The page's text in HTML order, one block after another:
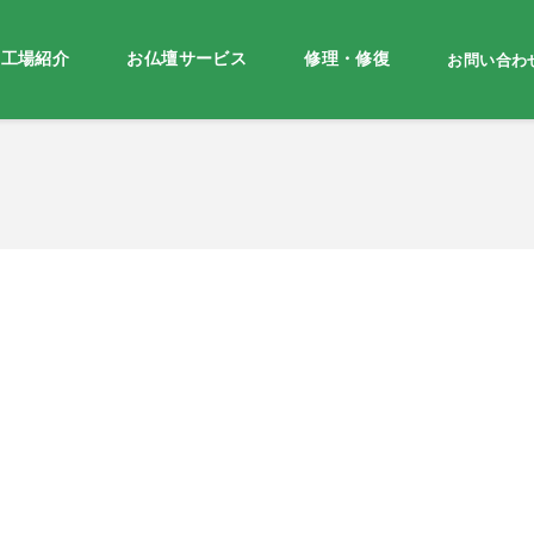
場紹介 お仏壇サービス 修理・修復 お問い合わ